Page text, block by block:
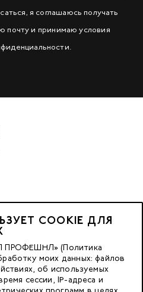
я соглашаюсь получать
почту и принимаю условия
.
COOKIE ДЛЯ
ПРОФЕШНЛ» (Политика
моих данных: файлов
об используемых
сессии, IP-адреса и